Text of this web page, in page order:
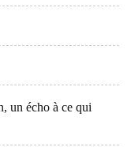
un écho à ce qui